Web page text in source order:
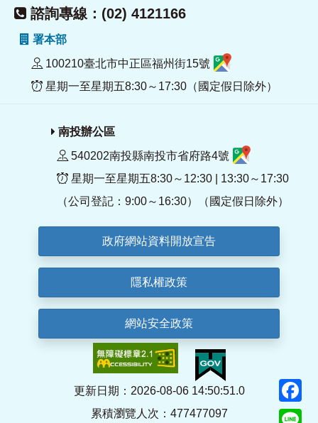
諮詢專線：(02) 4121166
署本部
100210臺北市中正區福州街15號
星期一至星期五8:30～17:30（國定假日除外）
南投辦公區
540202南投縣南投市省府路4號
星期一至星期五8:30～12:30 | 13:30～17:30
（公司登記：9:00～16:30）（國定假日除外）
政府網站資料開放宣告
隱私權政策
網站安全政策
更新日期：2026-08-06 14:50:51.0
累積瀏覽人次：477477097